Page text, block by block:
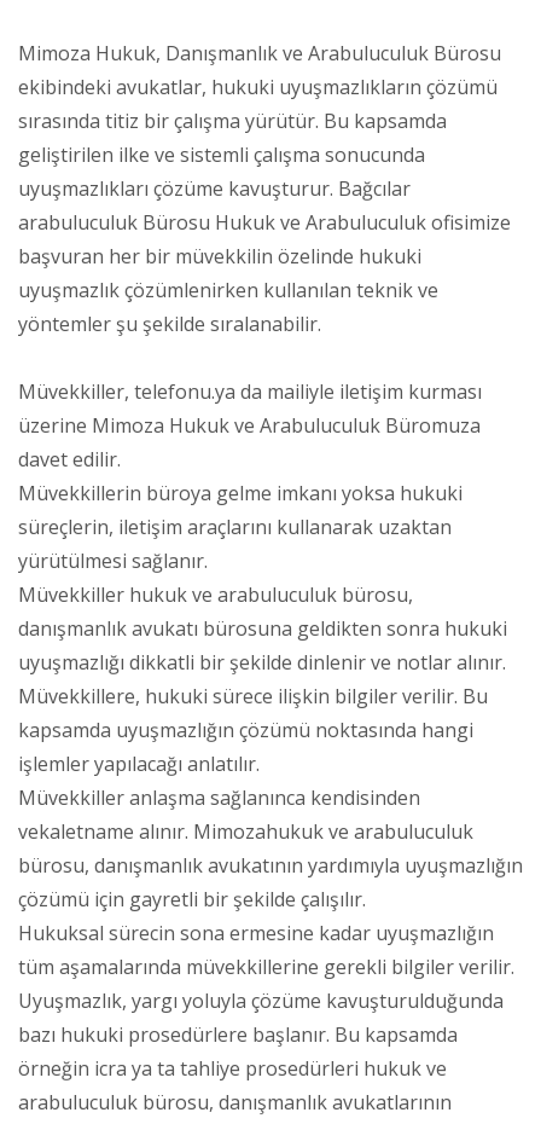
Mimoza Hukuk, Danışmanlık ve Arabuluculuk Bürosu
ekibindeki avukatlar, hukuki uyuşmazlıkların çözümü
sırasında titiz bir çalışma yürütür. Bu kapsamda
geliştirilen ilke ve sistemli çalışma sonucunda
uyuşmazlıkları çözüme kavuşturur. Bağcılar
arabuluculuk Bürosu Hukuk ve Arabuluculuk ofisimize
başvuran her bir müvekkilin özelinde hukuki
uyuşmazlık çözümlenirken kullanılan teknik ve
yöntemler şu şekilde sıralanabilir.
Müvekkiller, telefonu.ya da mailiyle iletişim kurması
üzerine Mimoza Hukuk ve Arabuluculuk Büromuza
davet edilir.
Müvekkillerin büroya gelme imkanı yoksa hukuki
süreçlerin, iletişim araçlarını kullanarak uzaktan
yürütülmesi sağlanır.
Müvekkiller hukuk ve arabuluculuk bürosu,
danışmanlık avukatı bürosuna geldikten sonra hukuki
uyuşmazlığı dikkatli bir şekilde dinlenir ve notlar alınır.
Müvekkillere, hukuki sürece ilişkin bilgiler verilir. Bu
kapsamda uyuşmazlığın çözümü noktasında hangi
işlemler yapılacağı anlatılır.
Müvekkiller anlaşma sağlanınca kendisinden
vekaletname alınır. Mimozahukuk ve arabuluculuk
bürosu, danışmanlık avukatının yardımıyla uyuşmazlığın
çözümü için gayretli bir şekilde çalışılır.
Hukuksal sürecin sona ermesine kadar uyuşmazlığın
tüm aşamalarında müvekkillerine gerekli bilgiler verilir.
Uyuşmazlık, yargı yoluyla çözüme kavuşturulduğunda
bazı hukuki prosedürlere başlanır. Bu kapsamda
örneğin icra ya ta tahliye prosedürleri hukuk ve
arabuluculuk bürosu, danışmanlık avukatlarının